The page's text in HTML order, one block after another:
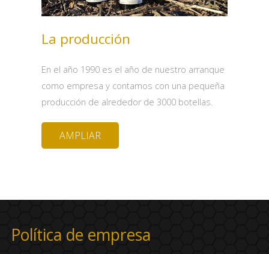
La producción
En el año 1990 es el año de nuestro arranque
como empresa y contamos con una pequeña
producción de alrededor de 3000 botellas.
AMPLIAR
Política de empresa